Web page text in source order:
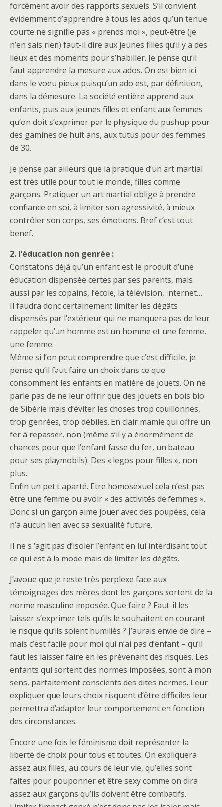
forcément avoir des rapports sexuels. S’il convient
évidemment d’apprendre à tous les ados qu’un tenue
courte ne signifie pas « prends moi », peut-être (je
n’en sais rien) faut-il dire aux jeunes filles qu’il y a des
lieux et des moments pour s’habiller. Je pense qu’il
faut apprendre la mesure aux ados. On est bien ici
dans le voeu pieux puisqu’un ado est, par définition,
dans la démesure. La société entière apprend aux
enfants, puis aux jeunes filles et enfant aux femmes
qu’on doit s’exprimer par le physique du pushup pour
des gamines de huit ans, aux tutus pour des femmes
de 30.
Je pense par ailleurs que la pratique d’un art martial
est très utile pour tout le monde, filles comme
garçons. Pratiquer un art martial oblige à prendre
confiance en soi, à limiter son agressivité, à mieux
contrôler son corps, ses émotions. Bref c’est tout
benef.
2. l’éducation non genrée :
Constatons déjà qu’un enfant est le produit d’une
éducation dispensée certes par ses parents, mais
aussi par les copains, l’école, la télévision, Internet…
Il faudra donc certainement limiter les dégâts
dispensés par l’extérieur qui ne manquera pas de leur
rappeler qu’un homme est un homme et une femme,
une femme.
Même si l’on peut comprendre que c’est difficile, je
pense qu’il faut faire un choix dans ce que
consomment les enfants en matière de jouets. On ne
parle pas de ne leur offrir que des jouets en bois bio
de Sibérie mais d’éviter les choses trop couillonnes,
trop genrées, trop débiles. En clair mamie qui offre un
fer à repasser, non (même s’il y a énormément de
chances pour que l’enfant fasse du fer, un bateau
pour ses playmobils). Des « legos pour filles », non
plus.
Enfin un petit aparté. Etre homosexuel cela n’est pas
être une femme ou avoir « des activités de femmes ».
Donc si un garçon aime jouer avec des poupées, cela
n’a aucun lien avec sa sexualité future.
Il ne s ‘agit pas d’isoler l’enfant en lui interdisant tout
ce qui est à la mode mais de limiter les dégâts.
J’avoue que je reste très perplexe face aux
témoignages des mères dont les garçons sortent de la
norme masculine imposée. Que faire ? Faut-il les
laisser s’exprimer tels qu’ils le souhaitent en courant
le risque qu’ils soient humiliés ? J’aurais envie de dire –
mais c’est facile pour moi qui n’ai pas d’enfant – qu’il
faut les laisser faire en les prévenant des risques. Les
enfants qui sortent des normes imposées, sont à mon
sens, parfaitement conscients des dites normes. Leur
expliquer que leurs choix risquent d’être difficiles leur
permettra d’adapter leur comportement en fonction
des circonstances.
Encore une fois le féminisme doit représenter la
liberté de choix pour tous et toutes. On expliquera
assez aux filles, au cours de leur vie, qu’elles sont
faites pour pouponner et être sexy comme on dira
assez aux garçons qu’ils doivent être combatifs.